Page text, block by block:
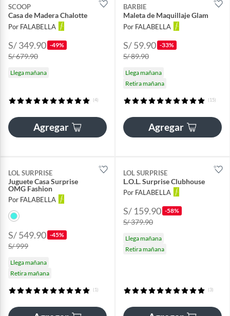
SCOOP
Casa de Madera Chalotte
Por FALABELLA
S/ 349.90 -49%
S/ 679.90
Llega mañana
(4)
Agregar
BARBIE
Maleta de Maquillaje Glam
Por FALABELLA
S/ 59.90 -33%
S/ 89.90
Llega mañana
Retira mañana
(15)
Agregar
LOL SURPRISE
Juguete Casa Surprise
OMG Fashion
Por FALABELLA
S/ 549.90 -45%
S/ 999
Llega mañana
Retira mañana
(1)
LOL SURPRISE
L.O.L. Surprise Clubhouse
Por FALABELLA
S/ 159.90 -58%
S/ 379.90
Llega mañana
Retira mañana
(3)